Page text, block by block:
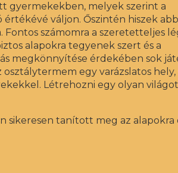
gyermekekben, melyek szerint a
váljon. Őszintén hiszek
számomra a szeretetteljes
alapokra tegyenek szert és a
megkönnyítése érdekében sok
egy varázslatos
Létrehozni egy olyan
sikeresen tanított meg az alapokra